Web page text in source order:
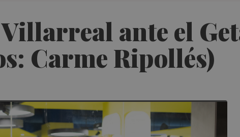
ante el
Carme Ripollés)